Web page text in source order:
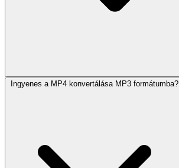
Ingyenes a MP4 konvertálása MP3 formátumba?